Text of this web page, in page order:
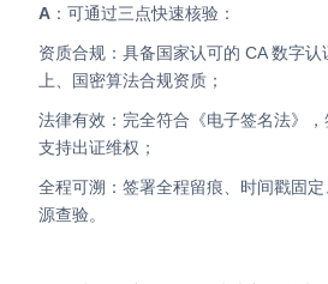
A ： 可通过三点快速核验：
资质合规：具备国家认可的 CA 数字认证资质、等保三级及以
上、国密算法合规资质；
法律有效：完全符合《电子签名法》，签署文件可司法采信、
支持出证维权；
全程可溯：签署全程留痕、时间戳固定、文件防篡改，支持溯
源查验。